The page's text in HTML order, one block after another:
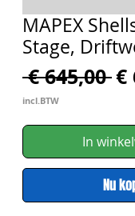
MAPEX
Stage,
€ 645,00 €
incl.BTW
In
Nu